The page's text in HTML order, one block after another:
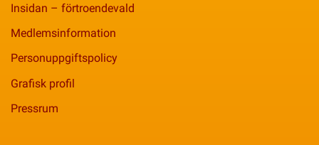
Insidan – förtroendevald
Medlemsinformation
Personuppgiftspolicy
Grafisk profil
Pressrum